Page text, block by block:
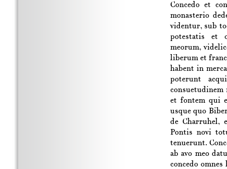
Concedo et
monasterio
videntur, sub
potestatis et
meorum,
liberum et
habent in
poterunt
et fontem qui
usque quo
de Charruhel,
Pontis novi
tenuerunt.
ab avo meo
concedo